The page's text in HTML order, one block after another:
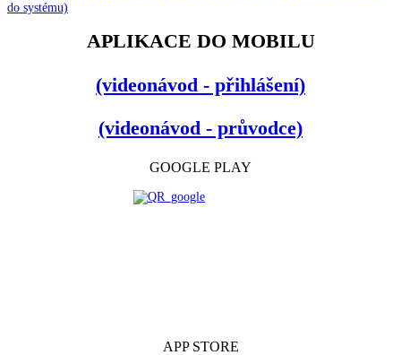
do systému)
APLIKACE DO MOBILU
(videonávod - přihlášení)
(videonávod - průvodce)
GOOGLE PLAY
APP STORE